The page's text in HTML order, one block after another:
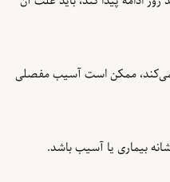
نمی‌کند، ممکن است آسیب مفصلی
بیماری یا آسیب باشد.